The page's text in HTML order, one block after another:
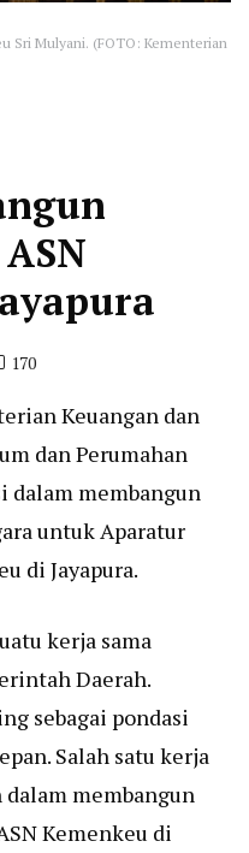
Sri Mulyani. (FOTO: Kementerian
170
Keuangan dan
dan Perumahan
dalam membangun
untuk Aparatur
di Jayapura.
kerja sama
Daerah.
sebagai pondasi
Salah satu kerja
membangun
Kemenkeu di